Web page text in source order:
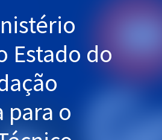
Estado do
para o